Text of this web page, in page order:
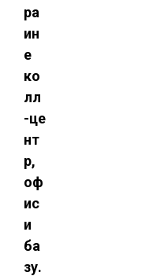
ра
ин
е
ко
лл
-це
нт
р,
оф
ис
и
ба
зу.